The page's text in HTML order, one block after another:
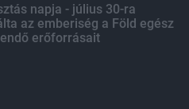
napja - július 30-ra
az emberiség a Föld egész
erőforrásait